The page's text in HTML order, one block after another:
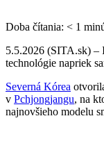
Doba čítania: < 1
5.5.2026 (SITA.sk) –
technológie napriek
Severná Kórea
v Pchjongjangu, na
najnovšieho modelu